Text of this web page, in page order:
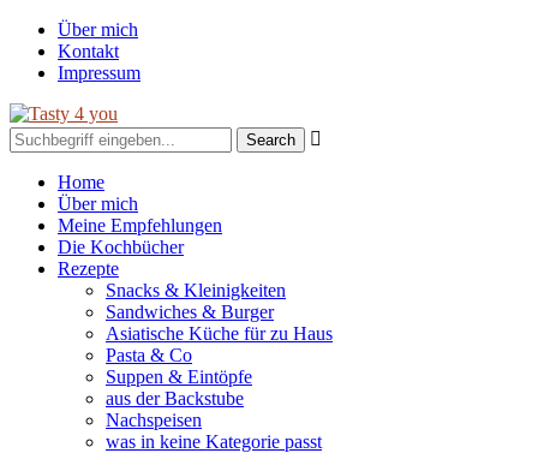
Über mich
Kontakt
Impressum

Home
Über mich
Meine Empfehlungen
Die Kochbücher
Rezepte
Snacks & Kleinigkeiten
Sandwiches & Burger
Asiatische Küche für zu Haus
Pasta & Co
Suppen & Eintöpfe
aus der Backstube
Nachspeisen
was in keine Kategorie passt